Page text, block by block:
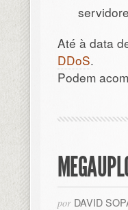
Até à data
DDoS.
Podem
por DAVID